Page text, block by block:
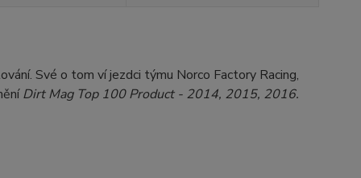
Své o tom ví jezdci týmu Norco Factory Racing,
Dirt Mag Top 100 Product - 2014, 2015, 2016.